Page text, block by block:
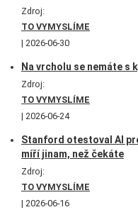
Zdroj:
TO VYMYSLÍME
2026-06-30
Na vrcholu se nemáte s
Zdroj:
TO VYMYSLÍME
2026-06-24
Stanford otestoval AI
míří jinam, než čekáte
Zdroj:
TO VYMYSLÍME
2026-06-16